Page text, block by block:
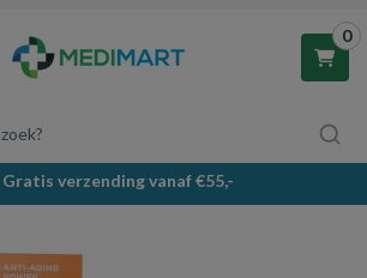
0
Gratis verzending vanaf €55,-